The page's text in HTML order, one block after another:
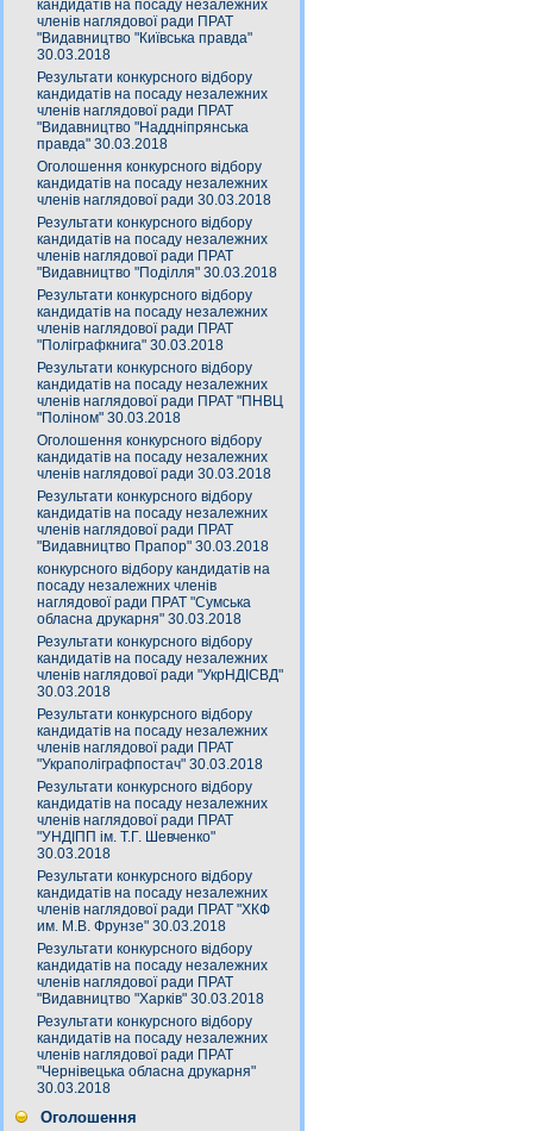
кандидатів на посаду незалежних
членів наглядової ради ПРАТ
"Видавництво "Київська правда"
30.03.2018
Результати конкурсного відбору
кандидатів на посаду незалежних
членів наглядової ради ПРАТ
"Видавництво "Наддніпрянська
правда" 30.03.2018
Оголошення конкурсного відбору
кандидатів на посаду незалежних
членів наглядової ради 30.03.2018
Результати конкурсного відбору
кандидатів на посаду незалежних
членів наглядової ради ПРАТ
"Видавництво "Поділля" 30.03.2018
Результати конкурсного відбору
кандидатів на посаду незалежних
членів наглядової ради ПРАТ
"Поліграфкнига" 30.03.2018
Результати конкурсного відбору
кандидатів на посаду незалежних
членів наглядової ради ПРАТ "ПНВЦ
"Поліном" 30.03.2018
Оголошення конкурсного відбору
кандидатів на посаду незалежних
членів наглядової ради 30.03.2018
Результати конкурсного відбору
кандидатів на посаду незалежних
членів наглядової ради ПРАТ
"Видавництво Прапор" 30.03.2018
конкурсного відбору кандидатів на
посаду незалежних членів
наглядової ради ПРАТ "Сумська
обласна друкарня" 30.03.2018
Результати конкурсного відбору
кандидатів на посаду незалежних
членів наглядової ради "УкрНДІСВД"
30.03.2018
Результати конкурсного відбору
кандидатів на посаду незалежних
членів наглядової ради ПРАТ
"Украполіграфпостач" 30.03.2018
Результати конкурсного відбору
кандидатів на посаду незалежних
членів наглядової ради ПРАТ
"УНДІПП ім. Т.Г. Шевченко"
30.03.2018
Результати конкурсного відбору
кандидатів на посаду незалежних
членів наглядової ради ПРАТ "ХКФ
им. М.В. Фрунзе" 30.03.2018
Результати конкурсного відбору
кандидатів на посаду незалежних
членів наглядової ради ПРАТ
"Видавництво "Харків" 30.03.2018
Результати конкурсного відбору
кандидатів на посаду незалежних
членів наглядової ради ПРАТ
"Чернівецька обласна друкарня"
30.03.2018
Оголошення